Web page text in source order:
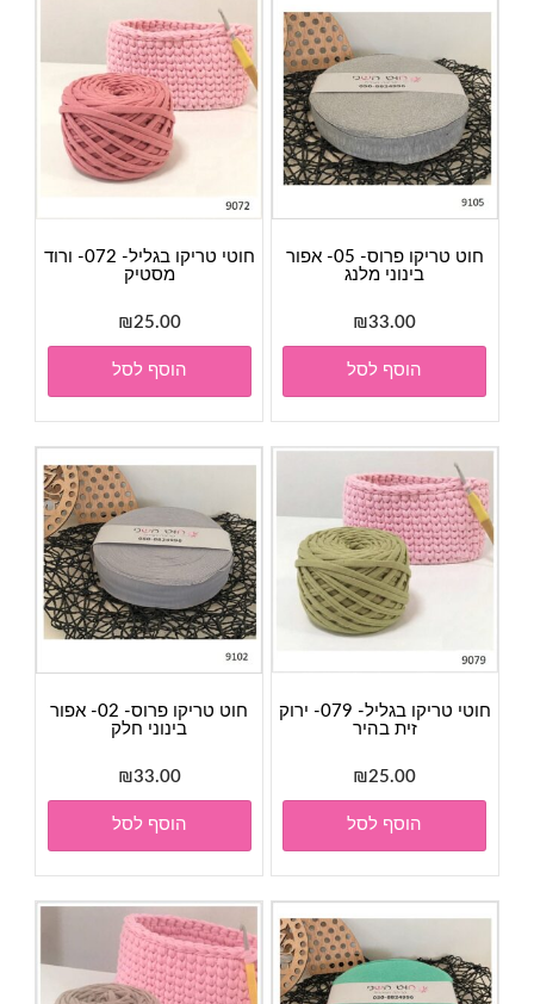
חוט טריקו פרוס- 05- אפור
בינוני מלנג
₪33.00
הוסף לסל
חוטי טריקו בגליל- 072- ורוד
מסטיק
₪25.00
הוסף לסל
חוטי טריקו בגליל- 079- ירוק
זית בהיר
₪25.00
הוסף לסל
חוט טריקו פרוס- 02- אפור
בינוני חלק
₪33.00
הוסף לסל